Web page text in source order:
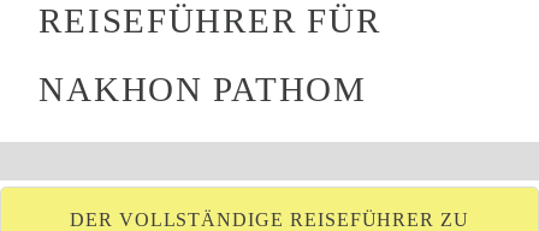
REISEFÜHRER FÜR
NAKHON PATHOM
DER VOLLSTÄNDIGE REISEFÜHRER ZU